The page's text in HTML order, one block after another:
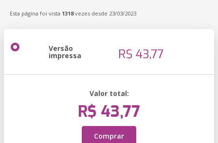
Esta página foi vista 1318vezes desde 23/03/2023
Versão
impressa R$ 43,77
Valor total:
R$ 43,77
Comprar